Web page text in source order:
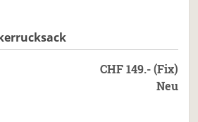
CHF 149.- (Fix)
Neu